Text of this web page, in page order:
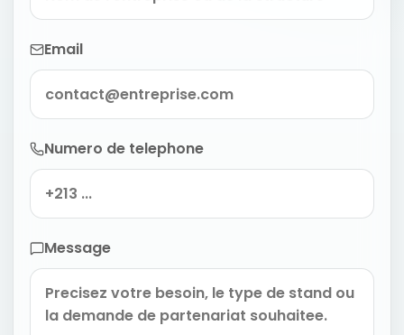
Email
Numero de telephone
Message